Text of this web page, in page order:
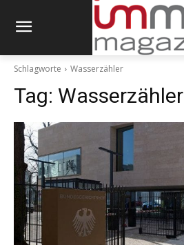
Schlagworte Wasserzähler
Tag: Wasserzähler